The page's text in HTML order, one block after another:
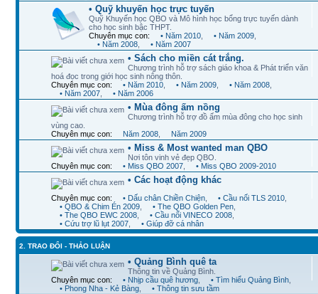
• Quỹ khuyến học trực tuyến
Quỹ Khuyến học QBO và Mô hình học bổng trực tuyến dành
cho học sinh bậc THPT.
Chuyên mục con:
• Năm 2010 • Năm 2009
• Năm 2008
• Năm 2007
• Sách cho miền cát trắng.
Chương trình hỗ trợ sách giáo khoa & Phát triển văn
hoá đọc trong giới học sinh nông thôn.
Chuyên mục con:
• Năm 2010 • Năm 2009 • Năm 2008
• Năm 2007
• Năm 2006
• Mùa đông ấm nồng
Chương trình hỗ trợ đồ ấm mùa đông cho học sinh
vùng cao.
Chuyên mục con:
Năm 2008 Năm 2009
• Miss & Most wanted man QBO
Nơi tôn vinh vẻ đẹp QBO.
Chuyên mục con:
• Miss QBO 2007 • Miss QBO 2009-2010
• Các hoạt động khác
Chuyên mục con: • Dấu chân Chiền Chiện • Cầu nối TLS 2010
• QBO & Chim Én 2009
• The QBO Golden Pen
• The QBO EWC 2008
• Cầu nối VINECO 2008
• Cứu trợ lũ lụt 2007
• Giúp đỡ cá nhân
2. TRAO ĐỔI - THẢO LUẬN
• Quảng Bình quê ta
Thông tin về Quảng Bình.
Chuyên mục con:
• Nhịp cầu quê hương • Tìm hiểu Quảng Bình
• Phong Nha - Kẻ Bàng
• Thông tin sưu tầm